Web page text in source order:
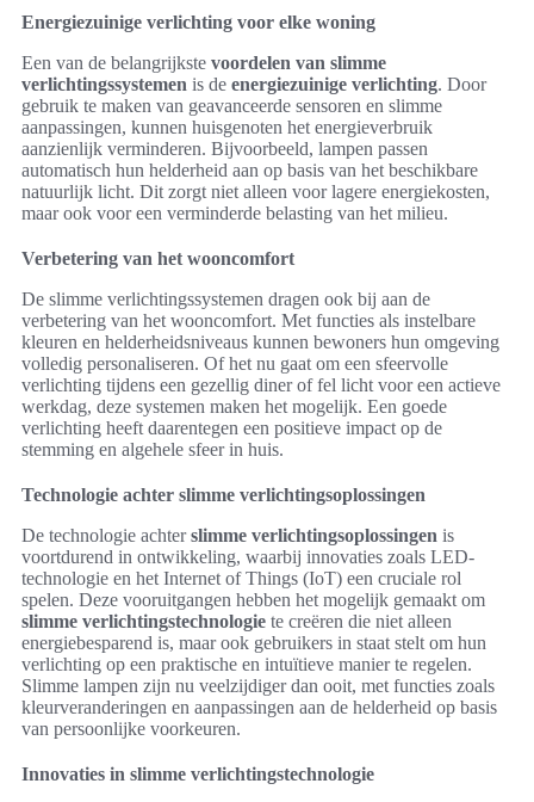
Energiezuinige verlichting voor elke woning
Een van de belangrijkste voordelen van slimme
verlichtingssystemen is de energiezuinige verlichting. Door
gebruik te maken van geavanceerde sensoren en slimme
aanpassingen, kunnen huisgenoten het energieverbruik
aanzienlijk verminderen. Bijvoorbeeld, lampen passen
automatisch hun helderheid aan op basis van het beschikbare
natuurlijk licht. Dit zorgt niet alleen voor lagere energiekosten,
maar ook voor een verminderde belasting van het milieu.
Verbetering van het wooncomfort
De slimme verlichtingssystemen dragen ook bij aan de
verbetering van het wooncomfort. Met functies als instelbare
kleuren en helderheidsniveaus kunnen bewoners hun omgeving
volledig personaliseren. Of het nu gaat om een sfeervolle
verlichting tijdens een gezellig diner of fel licht voor een actieve
werkdag, deze systemen maken het mogelijk. Een goede
verlichting heeft daarentegen een positieve impact op de
stemming en algehele sfeer in huis.
Technologie achter slimme verlichtingsoplossingen
De technologie achterslimme verlichtingsoplossingen is
voortdurend in ontwikkeling, waarbij innovaties zoals LED-
technologie en het Internet of Things (IoT) een cruciale rol
spelen. Deze vooruitgangen hebben het mogelijk gemaakt om
slimme verlichtingstechnologie te creëren die niet alleen
energiebesparend is, maar ook gebruikers in staat stelt om hun
verlichting op een praktische en intuïtieve manier te regelen.
Slimme lampen zijn nu veelzijdiger dan ooit, met functies zoals
kleurveranderingen en aanpassingen aan de helderheid op basis
van persoonlijke voorkeuren.
Innovaties in slimme verlichtingstechnologie